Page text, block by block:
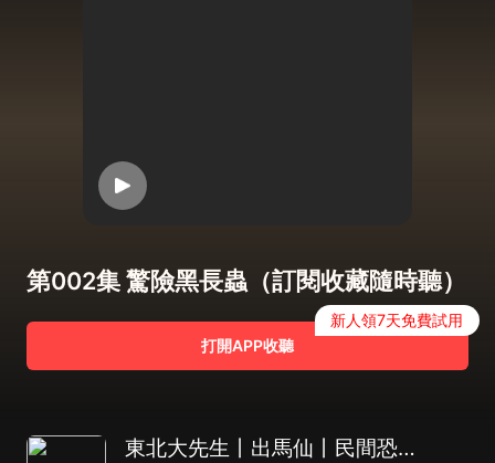
第002集 驚險黑長蟲（訂閱收藏隨時聽）
打開APP收聽
新人領7天免費試用
東北大先生丨出馬仙丨民間恐怖懸疑